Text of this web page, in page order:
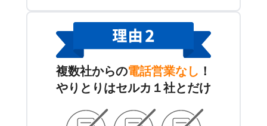
複数社からの電話営業なし ！
やりとりはセルカ１社とだけ